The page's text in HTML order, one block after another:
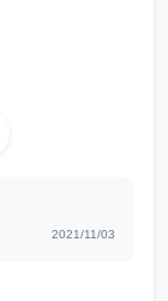
2021/11/03